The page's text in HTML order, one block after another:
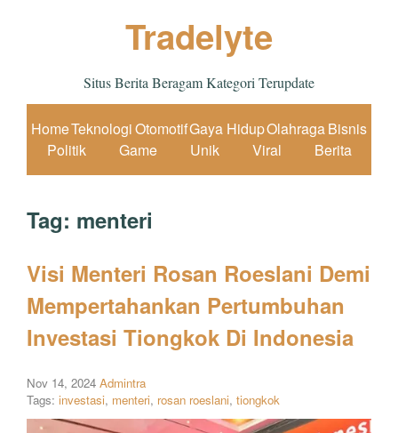
Tradelyte
Situs Berita Beragam Kategori Terupdate
HomeTeknologiOtomotifGaya HidupOlahragaBisnis
Politik
Game Unik Viral Berita
Tag: menteri
Visi Menteri Rosan Roeslani Demi
Mempertahankan Pertumbuhan
Investasi Tiongkok Di Indonesia
Nov 14, 2024 Admintra
Tags: investasi, menteri, rosan roeslani, tiongkok